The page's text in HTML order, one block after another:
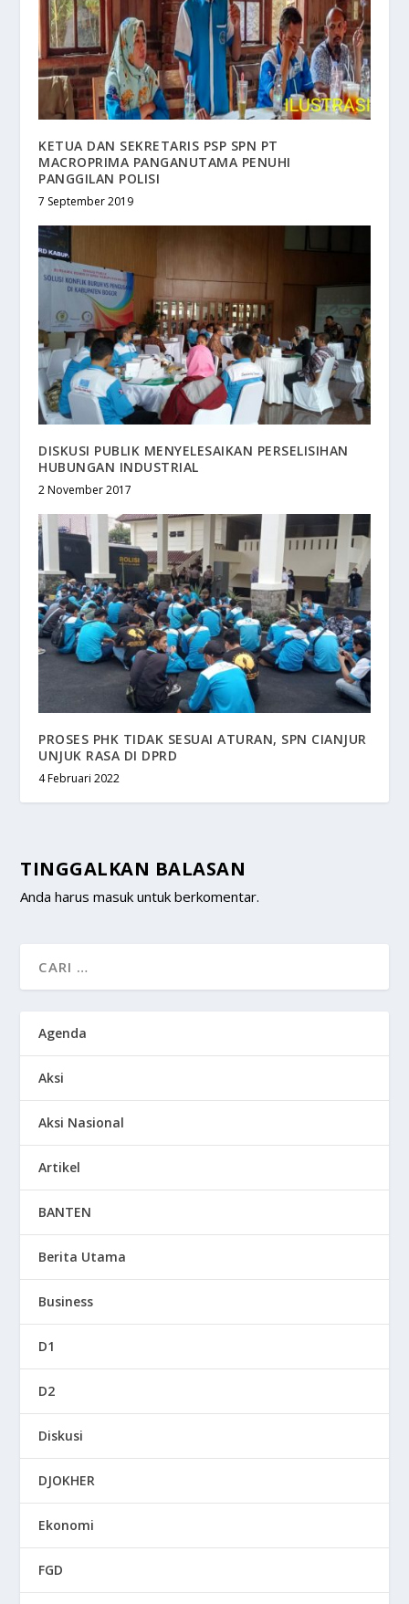
KETUA DAN SEKRETARIS PSP SPN PT
MACROPRIMA PANGANUTAMA PENUHI
PANGGILAN POLISI
7 September 2019
DISKUSI PUBLIK MENYELESAIKAN PERSELISIHAN
HUBUNGAN INDUSTRIAL
2 November 2017
PROSES PHK TIDAK SESUAI ATURAN, SPN CIANJUR
UNJUK RASA DI DPRD
4 Februari 2022
TINGGALKAN BALASAN
Anda harusmasuk untuk berkomentar.
Agenda
Aksi
Aksi Nasional
Artikel
BANTEN
Berita Utama
Business
D1
D2
Diskusi
DJOKHER
Ekonomi
FGD